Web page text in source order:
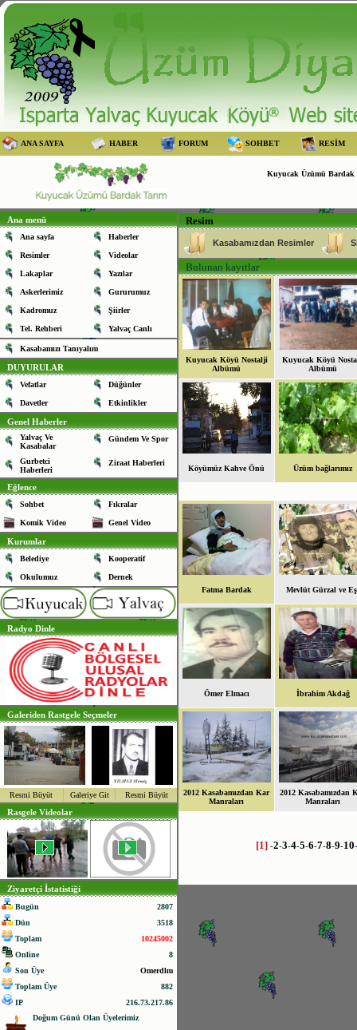
ANA SAYFA HABER FORUM SOHBET RESİM
Kuyucak Üzümü Bardak
Ana menü
Ana sayfa Haberler
Resimler Videolar
Lakaplar Yazılar
Askerlerimiz Gururumuz
Kadromuz Şiirler
Tel. Rehberi Yalvaç Canlı
Kasabamızı Tanıyalım
DUYURULAR
Vefatlar Düğünler
Davetler Etkinlikler
Genel Haberler
Yalvaç Ve
Kasabalar
Gündem Ve Spor
Gurbetci
Haberleri
Ziraat Haberleri
Eğlence
Sohbet Fıkralar
Komik Video Genel Video
Kurumlar
Belediye Kooperatif
Okulumuz Dernek
Radyo Dinle
Galeriden Rastgele Seçmeler
Resmi Büyüt Galeriye Git Resmi Büyüt
Rasgele Videolar
Ziyaretçi İstatistiği
Bugün
2807
Dün
3518
Toplam
10245002
Online
8
Son Üye
Omerdlm
Toplam Üye
882
IP
216.73.217.86
Doğum Günü Olan Üyelerimiz
Resim
Kasabamızdan Resimler
Bulunan kayıtlar
Kuyucak Köyü Nostalji
Albümü
Kuyucak Köyü
Albümü
Köyümüz Kahve Önü Üzüm bağlarımız
Fatma Bardak Mevlüt Gürzal ve
Ömer Elmacı İbrahim Akdağ
2012 Kasabamızdan Kar
Manraları
2012 Kasabamızdan
Manraları
[1] -2-3-4-5-6-7-8-9-10-